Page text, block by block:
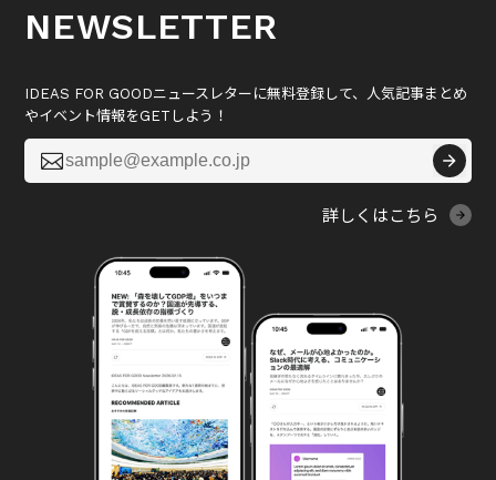
NEWSLETTER
IDEAS FOR GOODニュースレターに無料登録して、人気記事まとめ
やイベント情報をGETしよう！

詳しくはこちら